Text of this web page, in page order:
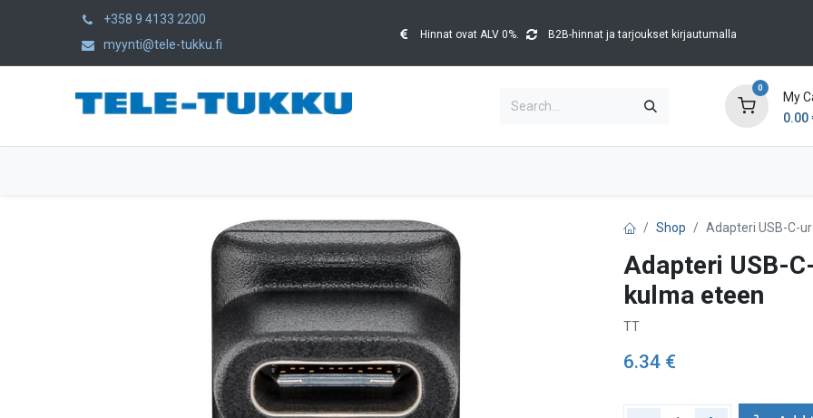
+358 9 4133 2200
myynti@tele-tukku.fi
Hinnat ovat ALV 0%. B2B-hinnat ja tarjoukset kirjautumalla
0
My
0.00
Shop Adapteri USB-C-
Adapteri USB-
kulma eteen
TT
6.34 €